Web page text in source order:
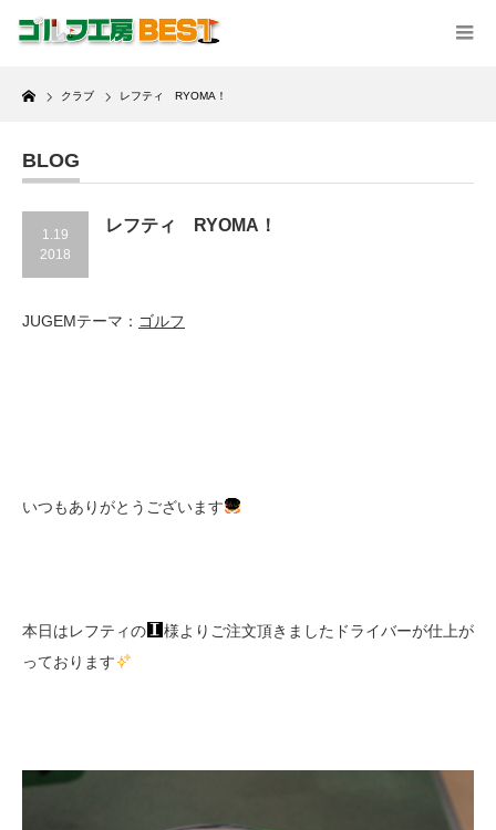
Home
クラブ レフティ RYOMA！
BLOG
1.19
2018
レフティ RYOMA！
JUGEMテーマ： ゴルフ
いつもありがとうございます
本日はレフティの
様よりご注文頂きましたドライバーが仕上が
っております